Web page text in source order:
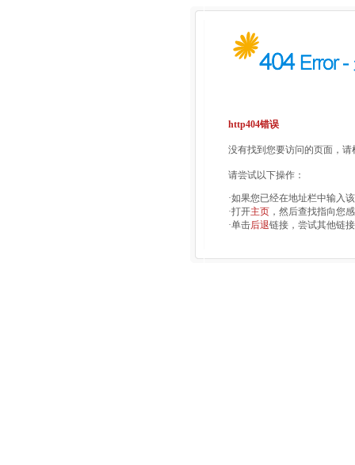
http404错误
没有找到您要访问的页面，
请尝试以下操作：
·如果您已经在地址栏中输入
·打开主页 ，然后查找指向您
·单击后退链接，尝试其他链